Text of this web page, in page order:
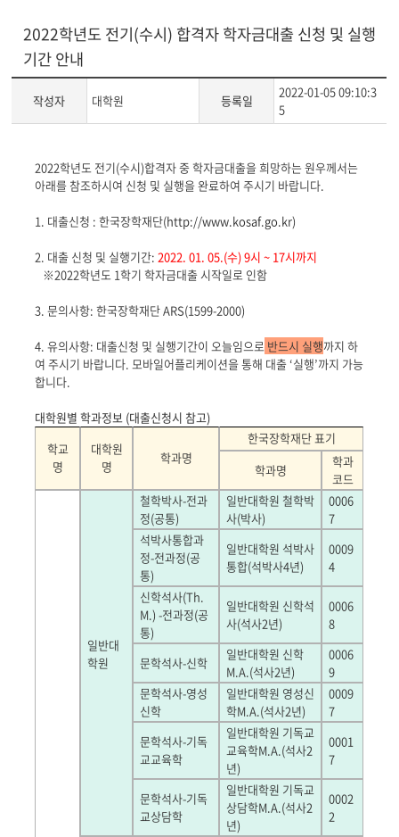
2022학년도 전기(수시) 합격자 학자금대출 신청 및 실행
기간 안내
작성자 대학원 등록일
2022-01-05 09:10:3
5
게
시
본
2022학년도 전기(수시)합격자 중 학자금대출을 희망하는 원우께서는
아래를 참조하시여 신청 및 실행을 완료하여 주시기 바랍니다.
1. 대출신청 : 한국장학재단(http://www.kosaf.go.kr)
2. 대출 신청 및 실행기간:2022. 01. 05.(수) 9시 ~ 17시까지
※2022학년도 1학기 학자금대출 시작일로 인함
3. 문의사항: 한국장학재단 ARS(1599-2000)
4. 유의사항: 대출신청 및 실행기간이 오늘임으로 반드시 실행까지 하
여 주시기 바랍니다. 모바일어플리케이션을 통해 대출 ‘실행’까지 가능
합니다.
대학원별 학과정보 (대출신청시 참고)
학교
명
대학원
명
학과명
한국장학재단 표기
학과명
학과
코드
일반대
학원
철학박사-전과
정(공통)
일반대학원 철학박
사(박사)
0006
7
석박사통합과
정-전과정(공
통)
일반대학원 석박사
통합(석박사4년)
0009
4
신학석사(Th.
M.) -전과정(공
통)
일반대학원 신학석
사(석사2년)
0006
8
문학석사-신학
일반대학원 신학
M.A.(석사2년)
0006
9
문학석사-영성
신학
일반대학원 영성신
학M.A.(석사2년)
0009
7
문학석사-기독
교교육학
일반대학원 기독교
교육학M.A.(석사2
년)
0001
7
문학석사-기독
교상담학
일반대학원 기독교
상담학M.A.(석사2
년)
0002
2